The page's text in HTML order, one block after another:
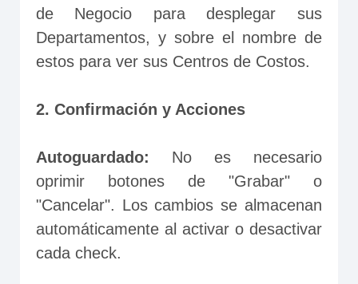
de Negocio para desplegar sus
Departamentos, y sobre el nombre de
estos para ver sus Centros de Costos.
2. Confirmación y Acciones
Autoguardado: No es necesario
oprimir botones de "Grabar" o
"Cancelar". Los cambios se almacenan
automáticamente al activar o desactivar
cada check.